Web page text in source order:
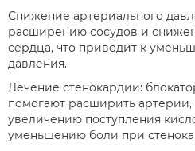
Снижение артериального
расширению сосудов и
сердца, что приводит к
давления.
Лечение стенокардии:
помогают расширить артерии,
увеличению поступления
уменьшению боли при